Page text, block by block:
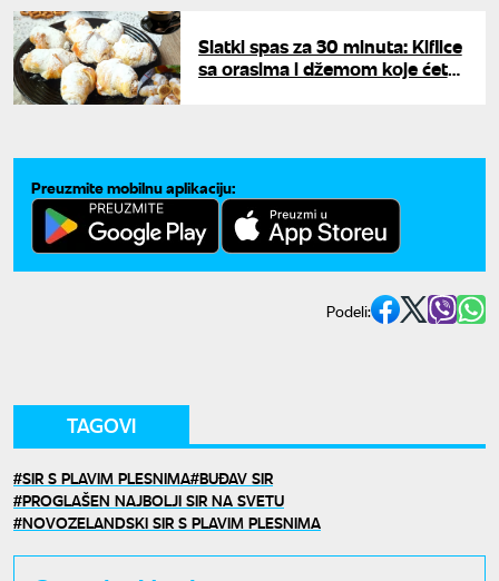
Slatki spas za 30 minuta: Kiflice
sa orasima i džemom koje ćete
Preuzmite mobilnu aplikaciju:
Podeli:
TAGOVI
SIR S PLAVIM PLESNIMA BUĐAV SIR
PROGLAŠEN NAJBOLJI SIR NA SVETU
NOVOZELANDSKI SIR S PLAVIM PLESNIMA